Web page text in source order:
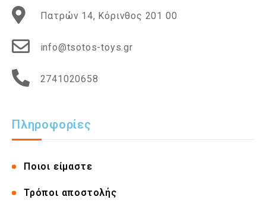
Πατρών 14, Κόρινθος 201 00
info@tsotos-toys.gr
2741020658
Πληροφορίες
Ποιοι είμαστε
Τρόποι αποστολής